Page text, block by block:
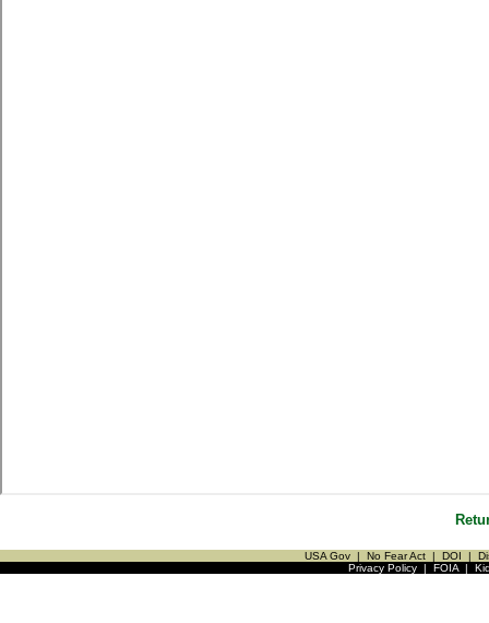
USA Gov | No Fear Act | DOI |
Privacy Policy| FOIA|